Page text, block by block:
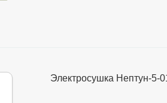
Электросушка Нептун-